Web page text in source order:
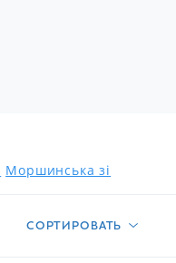
Моршинська зі
СОРТИРОВАТЬ